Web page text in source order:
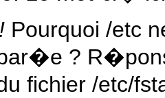
Pourquoi /etc
?
fichier /etc/